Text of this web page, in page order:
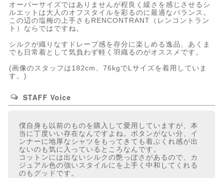
オーバーサイズではありませんが程良く緩さを感じさせるシ
ルエットは大人のオフスタイルを彩るのに最適なバランス。
この辺の塩梅の上手さもRENCONTRANT（レンコントラン
ト）ならではですね。
シルクが織りなすドレープ感を存分に楽しめる逸品、あくま
でも日常着として気負わず軽く羽織るのがオススメです。
(画像のスタッフは182cm、76kgでLサイズを着用していま
す。)
STAFF Voice
僕自身も以前のものを購入して愛用していますが、本
当に丁度いい存在なんですよね。ボタンがない分、イ
ンナーに地厚なシャツをもってきても着ぶくれ感が出
ないのも気に入っているところなんです。
コットンには出ないシルクの艶っぽさがあるので、カ
ジュアル色の強いスタイルにを上手く中和してくれる
のもグッドです。